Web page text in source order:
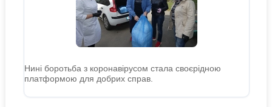
Нині боротьба з коронавірусом стала своєрідною
платформою для добрих справ.